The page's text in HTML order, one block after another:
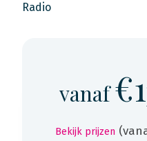
Radio
vanaf
Bekijk prijzen